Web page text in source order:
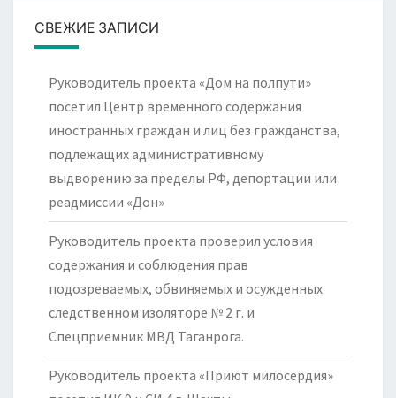
СВЕЖИЕ ЗАПИСИ
Руководитель проекта «Дом на полпути»
посетил Центр временного содержания
иностранных граждан и лиц без гражданства,
подлежащих административному
выдворению за пределы РФ, депортации или
реадмиссии «Дон»
Руководитель проекта проверил условия
содержания и соблюдения прав
подозреваемых, обвиняемых и осужденных
следственном изоляторе № 2 г. и
Спецприемник МВД Таганрога.
Руководитель проекта «Приют милосердия»